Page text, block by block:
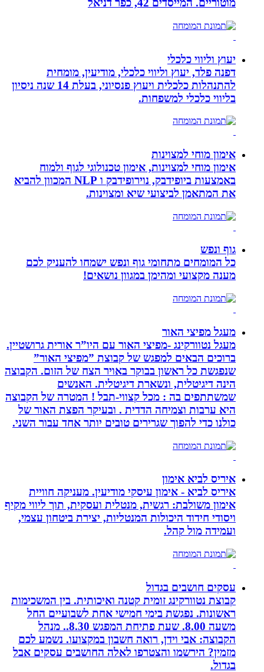
מוטוריים. המייסדים 42, כפר דניאל
יעוץ וליווי כלכלי
דפנה פלד, יעוץ וליווי כלכלי, מודיעין, מומחית
להתנהלות כלכלית ויעוץ פנסיוני, בעלת 14 שנה ניסיון
בליווי כלכלי למשפחות.
אימון מוחי למצוינות
אימון מוחי למצוינות, אימון טכנולוגי לגוף ולמוח
באמצעות ביופידבק, נוירופידבק ו NLP המכוון להביא
את המתאמן לביצועי שיא ומצוינות.
גוף ונפש
כל המומחים מתחומי גוף ונפש ישמחו להעניק לכם
מענה מקצועי ומהימן במגוון נושאים!
מעגל מפיצי האור
מעגל נטוורקינג -מפיצי האור עם היו”ר אורית גרושטיין.
ברוכים הבאים למפגש של קבוצת ”מפיצי האור”
שנפגשת כל ראשון בבוקר באויר הצח של הזום. הקבוצה
הינה דיגיטלית, ונשארת דיגיטלית. האנשים
שמשתתפים בה : מכל קצווי-תבל ! המטרה של הקבוצה
היא ערבות וצמיחה הדדית . ובעיקר הפצת האור של
כולנו כדי להפוך שגרירים טובים יותר אחד עבור השני.
איריס לביא אימון
איריס לביא - אימון עיסקי מודיעין. מעניקה חוויית
אימון משולבת: רגשית, מנטלית ועסקית, תוך ליווי מקיף
ויסודי חידוד היכולות המנטליות, יצירת ביטחון עצמי,
ועמידה מול קהל.
עסקים חושבים בגדול
קבוצת נטוורקינג זומית קטנה ואיכותית. בין המשכימות
ראשונות. נפגשת בימי חמישי אחת לשבועיים החל
משעה 8.00. שעת פתיחת המפגש 8.30.. מנהל
הקבוצה: אבי וידן, רואה חשבון במקצועו. נשמע לכם
מזמין? הירשמו והצטרפו לאלה החושבים עסקים אבל
בגדול.